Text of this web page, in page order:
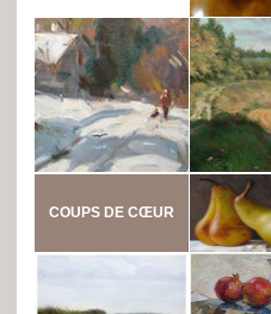
COUPS DE CŒUR